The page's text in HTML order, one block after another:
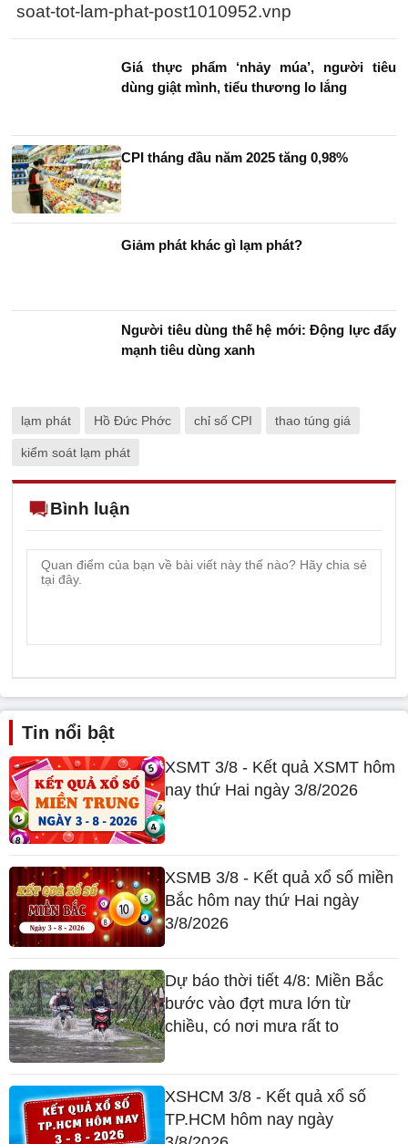
soat-tot-lam-phat-post1010952.vnp
Giá thực phẩm ‘nhảy múa’, người tiêu
dùng giật mình, tiểu thương lo lắng
CPI tháng đầu năm 2025 tăng 0,98%
Giảm phát khác gì lạm phát?
Người tiêu dùng thế hệ mới: Động lực đẩy
mạnh tiêu dùng xanh
lạm phát Hồ Đức Phớc chỉ số CPI thao túng giá
kiểm soát lạm phát
Bình luận
Tin nổi bật
XSMT 3/8 - Kết quả XSMT hôm
nay thứ Hai ngày 3/8/2026
XSMB 3/8 - Kết quả xổ số miền
Bắc hôm nay thứ Hai ngày
3/8/2026
Dự báo thời tiết 4/8: Miền Bắc
bước vào đợt mưa lớn từ
chiều, có nơi mưa rất to
XSHCM 3/8 - Kết quả xổ số
TP.HCM hôm nay ngày